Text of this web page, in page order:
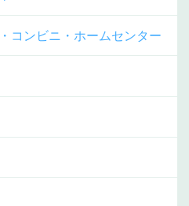
コンビニ・ホームセンター